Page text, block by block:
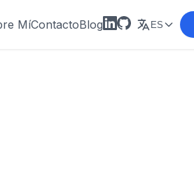
MíContactoBlog ES